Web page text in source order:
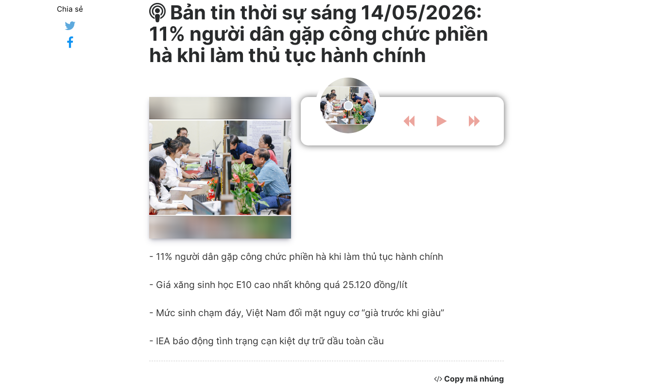
Chia sẻ
Bản tin thời sự sáng 14/05/2026:
11% người dân gặp công chức phiền
hà khi làm thủ tục hành chính
- 11% người dân gặp công chức phiền hà khi làm thủ tục hành chính
- Giá xăng sinh học E10 cao nhất không quá 25.120 đồng/lít
- Mức sinh chạm đáy, Việt Nam đối mặt nguy cơ “già trước khi giàu”
- IEA báo động tình trạng cạn kiệt dự trữ dầu toàn cầu
Copy mã nhúng